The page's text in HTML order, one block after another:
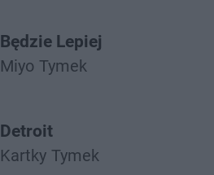
Będzie Lepiej
Miyo Tymek
Detroit
Kartky Tymek